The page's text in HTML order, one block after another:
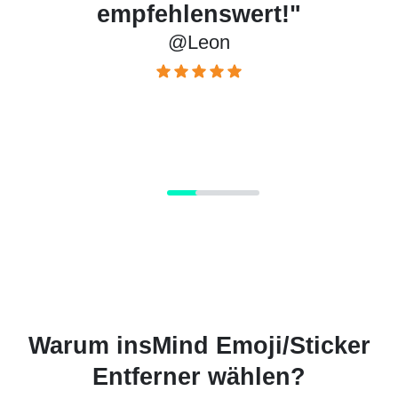
bedienen!"
Warum insMind Emoji/Sticker
Entferner wählen?